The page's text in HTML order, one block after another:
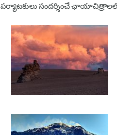
పర్యాటకులు సందర్శించే